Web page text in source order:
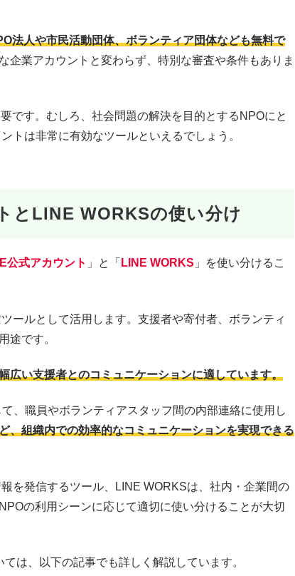
法人や市民活動団体、ボランティア団体なども無料で
企業アカウントと変わらず、特別な審査や条件もありま
です。むしろ、社会問題の解決を目的とするNPOにと
トは非常に有効なツールといえるでしょう。
とLINE WORKSの使い分け
公式アカウント 」と「 LINE WORKS 」を使い分けるこ
ールとして活用します。支援者や寄付者、ボランティ
途です。
広い支援者とのコミュニケーションに適しています。
、職員やボランティアスタッフ間の内部連絡に使用し
、組織内での効率的なコミュニケーションを実現できる
を発信するツール、LINE WORKSは、社内・企業間の
の利用シーンに応じて適切に使い分けることが大切
は、以下の記事でも詳しく解説しています。